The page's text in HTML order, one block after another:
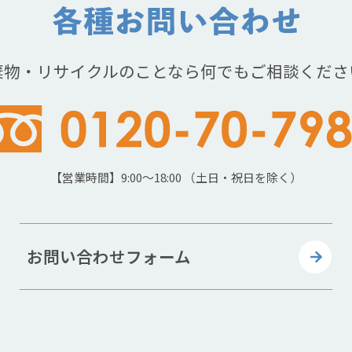
・リサイクルのことなら何でもご相談くだ
【営業時間】9:00～18:00 （土日・祝日を除く）
お問い合わせフォーム